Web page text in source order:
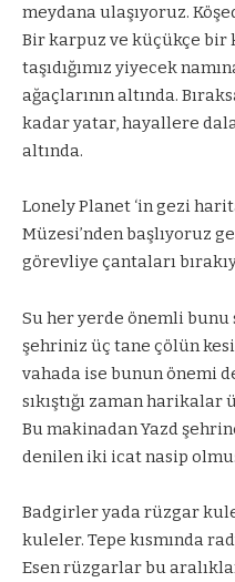
meydana ulaşıyoruz.
Bir karpuz ve küçükçe bir
taşıdığımız yiyecek
ağaçlarının altında.
kadar yatar, hayallere
altında.
Lonely Planet ‘in gezi
Müzesi’nden başlıyoruz
görevliye çantaları
Su her yerde önemli bunu
şehriniz üç tane çölün
vahada ise bunun önemi
sıkıştığı zaman
Bu makinadan Yazd
denilen iki icat nasip
Badgirler yada rüzgar
kuleler. Tepe kısmında
Esen rüzgarlar bu